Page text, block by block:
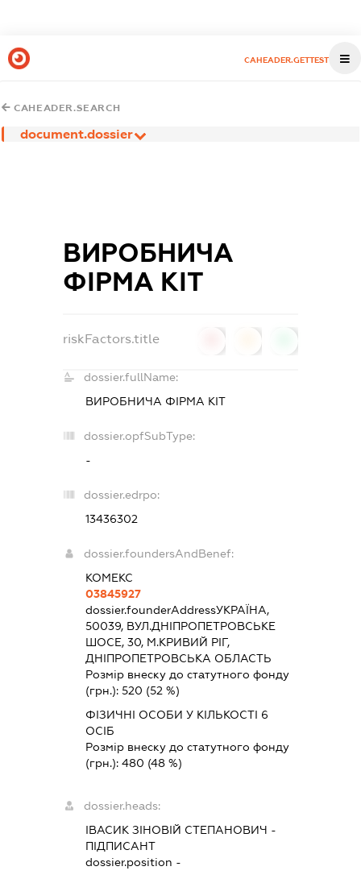
CAHEADER.GETTEST
CAHEADER.SEARCH
document.dossier
ВИРОБНИЧА
ФІРМА КІТ
riskFactors.title
dossier.fullName:
ВИРОБНИЧА ФІРМА КІТ
dossier.opfSubType:
-
dossier.edrpo:
13436302
dossier.foundersAndBenef:
КОМЕКС
03845927
dossier.founderAddressУКРАЇНА,
50039, ВУЛ.ДНІПРОПЕТРОВСЬКЕ
ШОСЕ, 30, М.КРИВИЙ РІГ,
ДНІПРОПЕТРОВСЬКА ОБЛАСТЬ
Розмір внеску до статутного фонду
(грн.):520 (52 %)
ФІЗИЧНІ ОСОБИ У КІЛЬКОСТІ 6
ОСІБ
Розмір внеску до статутного фонду
(грн.):480 (48 %)
dossier.heads:
ІВАСИК ЗІНОВІЙ СТЕПАНОВИЧ -
ПІДПИСАНТ
dossier.position -